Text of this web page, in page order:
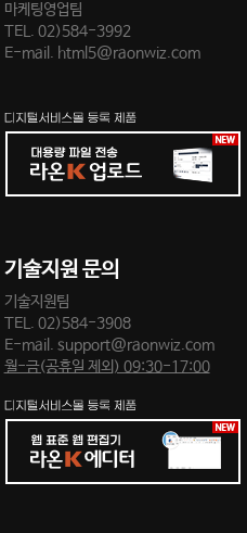
마케팅영업팀
TEL. 02)584-3992
E-mail. html5@raonwiz.com
기술지원 문의
기술지원팀
TEL. 02)584-3908
E-mail. support@raonwiz.com
월-금(공휴일 제외) 09:30-17:00